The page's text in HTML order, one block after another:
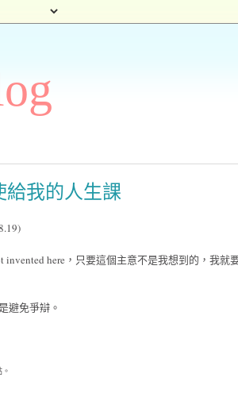
給我的人生課
invented here，只要這個主意不是我想到的，我
避免爭辯。